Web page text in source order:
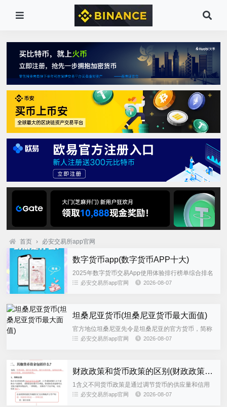
首页 › 必安交易所app官网
数字货币app(数字货币APP十大)
2025年数字货币交易App使用体验排行榜单综合排名
1 币安Binance核心优势全球流动性覆盖500+币种，
必安交易所app官网 2026-08-07
坦桑尼亚货币(坦桑尼亚货币最大面值)
官方地位坦桑尼亚先令是坦桑尼亚的官方货币，简称
为坦桑尼亚盾或坦桑盾，在该国境内广泛使用货币代
必安交易所app官网 2026-08-07
财政政策和货币政策的区别(财政政策和货币政策的区别有哪些)
1含义不同货币政策是通过调节货币的供应量和信用
量来对经济进行调控，财政政策是通过对财政收入和
必安交易所app官网 2026-08-07